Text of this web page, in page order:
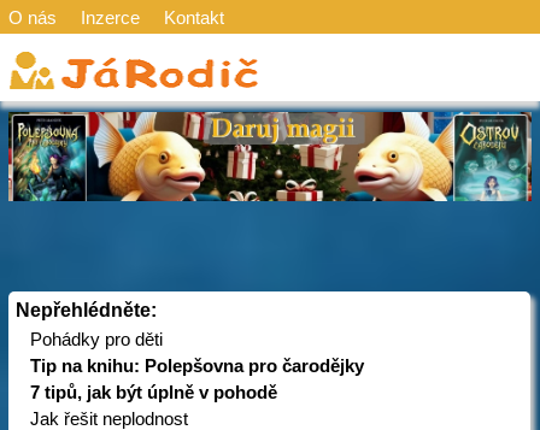
O nás Inzerce Kontakt
Nepřehlédněte:
Pohádky pro děti
Tip na knihu: Polepšovna pro čarodějky
7 tipů, jak být úplně v pohodě
Jak řešit neplodnost